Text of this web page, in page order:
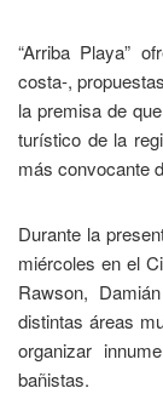
“Arriba Playa”
costa-,
la premisa de
turístico de la
más convocante
Durante la
miércoles en el
Rawson,
distintas áreas
organizar
bañistas.